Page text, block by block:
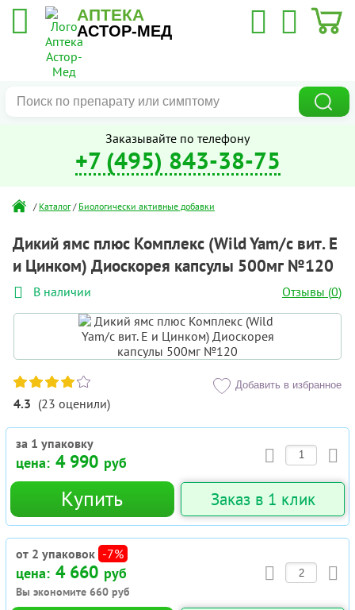
АПТЕКА
АСТОР-МЕД
Заказывайте по телефону
+7 (495) 843-38-75
/ Каталог / Биологически активные добавки
Дикий ямс плюс Комплекс (Wild Yam/с вит. Е
и Цинком) Диоскорея капсулы 500мг №120
В наличии Отзывы (0)
4.3 (23 оценили)
Добавить в избранное
за 1 упаковку
цена: 4 990 руб
Купить Заказ в 1 клик
от 2 упаковок -7%
цена: 4 660 руб
Вы экономите 660 руб